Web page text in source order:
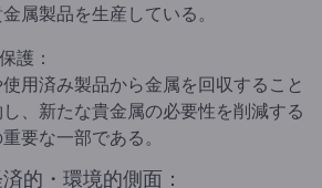
属製品を生産している。
護：
用済み製品から金属を回収すること
、新たな貴金属の必要性を削減する
要な一部である。
的・環境的側面：